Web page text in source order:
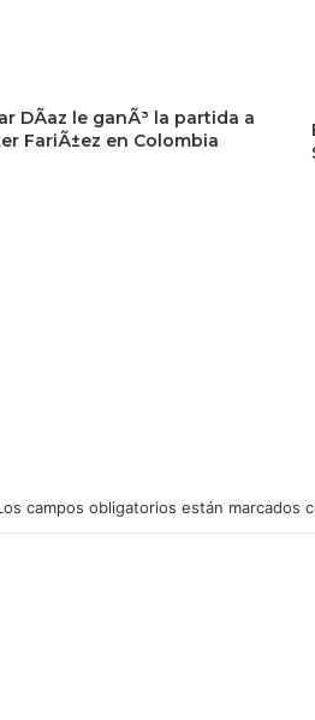
DÃ­az le ganÃ³ la partida a
FariÃ±ez en Colombia
campos obligatorios están marcados